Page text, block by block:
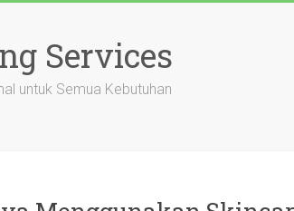
Services
untuk Semua Kebutuhan